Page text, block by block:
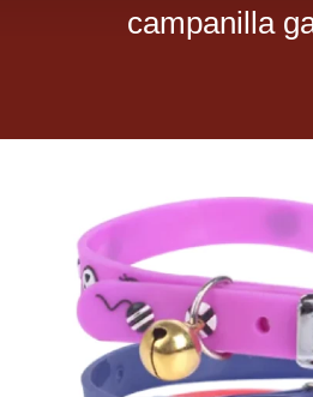
Antiparasitarios
Arenas
campanilla